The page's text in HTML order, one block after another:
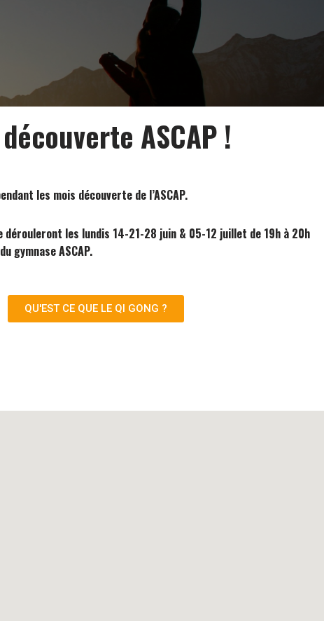
ASCAP !
les mois découverte de l’ASCAP.
dérouleront les lundis 14-21-28 juin & 05-12 juillet de 19h à 20h
gymnase ASCAP.
QU'EST CE QUE LE QI GONG ?